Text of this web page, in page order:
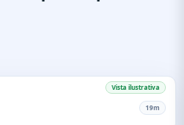
Vista ilustrativa
11m